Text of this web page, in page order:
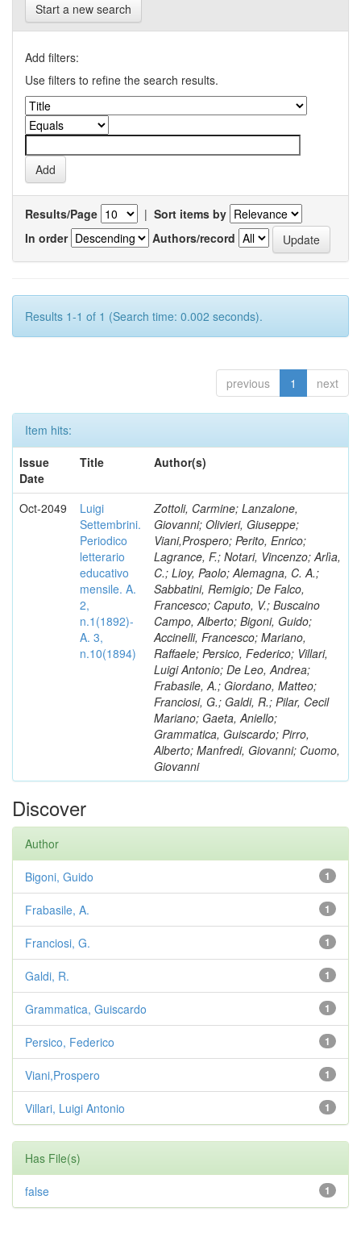
Start a new search
Add filters:
Use filters to refine the search results.
Results/Page | Sort items by
In order
Authors/record
Results 1-1 of 1 (Search time: 0.002 seconds).
previous 1 next
Item hits:
Issue
Date
Title Author(s)
Oct-2049
Luigi
Settembrini.
Periodico
letterario
educativo
mensile. A.
2,
n.1(1892)-
A. 3,
n.10(1894)
Zottoli, Carmine; Lanzalone,
Giovanni; Olivieri, Giuseppe;
Viani,Prospero; Perito, Enrico;
Lagrance, F.; Notari, Vincenzo; Arlìa,
C.; Lioy, Paolo; Alemagna, C. A.;
Sabbatini, Remigio; De Falco,
Francesco; Caputo, V.; Buscaino
Campo, Alberto; Bigoni, Guido;
Accinelli, Francesco; Mariano,
Raffaele; Persico, Federico; Villari,
Luigi Antonio; De Leo, Andrea;
Frabasile, A.; Giordano, Matteo;
Franciosi, G.; Galdi, R.; Pilar, Cecil
Mariano; Gaeta, Aniello;
Grammatica, Guiscardo; Pirro,
Alberto; Manfredi, Giovanni; Cuomo,
Giovanni
Discover
Author
1
Bigoni, Guido
1
Frabasile, A.
1
Franciosi, G.
1
Galdi, R.
1
Grammatica, Guiscardo
1
Persico, Federico
1
Viani,Prospero
1
Villari, Luigi Antonio
Has File(s)
1
false